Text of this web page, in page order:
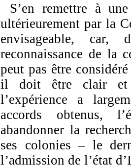
S’en remettre à
ultérieurement par la
envisageable,
reconnaissance de la
peut pas être
il doit être clair et
l’expérience a
accords obtenus,
abandonner la
ses colonies – le
l’admission de l’état